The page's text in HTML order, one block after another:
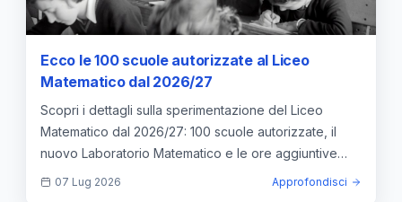
Ecco le 100 scuole autorizzate al Liceo
Matematico dal 2026/27
Scopri i dettagli sulla sperimentazione del Liceo
Matematico dal 2026/27: 100 scuole autorizzate, il
nuovo Laboratorio Matematico e le ore aggiuntive
previste.
07 Lug 2026 Approfondisci